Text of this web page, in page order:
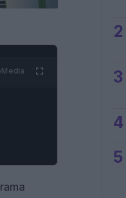
Media
2
3
4
5